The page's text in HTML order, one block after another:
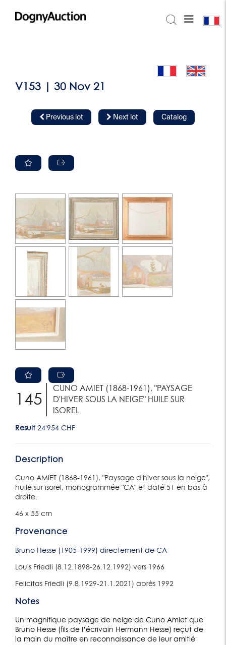
V153 | 30 Nov 21
Previous lot Next lot Catalog
145
CUNO AMIET (1868-1961), "PAYSAGE
D'HIVER SOUS LA NEIGE" HUILE SUR
ISOREL
Result 24'954 CHF
Description
Cuno AMIET (1868-1961), "Paysage d'hiver sous la neige",
huile sur isorel, monogrammée "CA" et daté 51 en bas à
droite.
46 x 55 cm
Provenance
Bruno Hesse (1905-1999) directement de CA
Louis Friedli (8.12.1898-26.12.1992) vers 1966
Felicitas Friedli (9.8.1929-21.1.2021) après 1992
Notes
Un magnifique paysage de neige de Cuno Amiet que
Bruno Hesse (fils de l’écrivain Hermann Hesse) reçut de
la main du maître en reconnaissance de leur amitié